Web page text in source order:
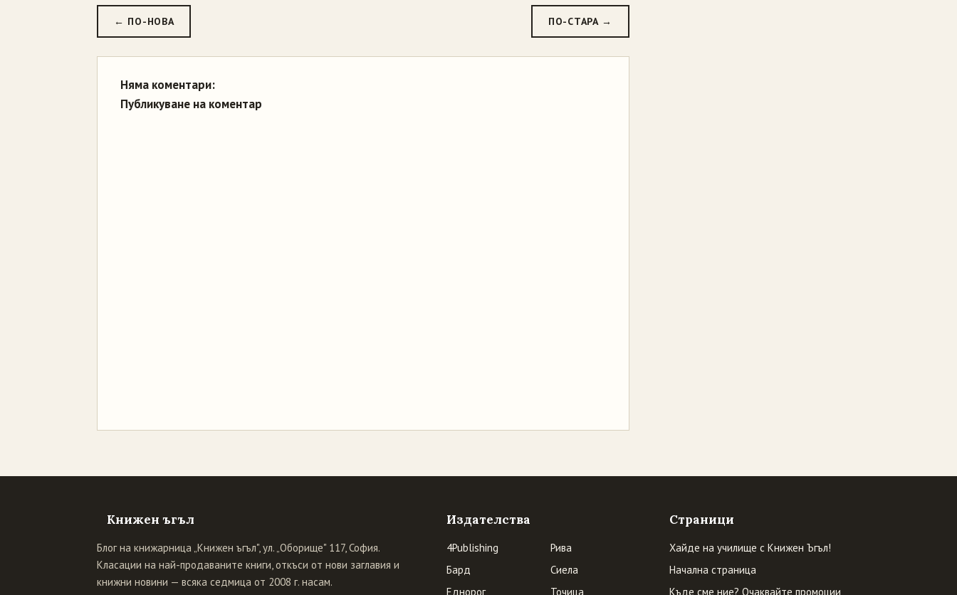
← ПО-НОВА ПО-СТАРА →
Няма коментари:
Публикуване на коментар
Книжен ъгъл
Блог на книжарница „Книжен ъгъл", ул. „Оборище" 117, София.
Класации на най-продаваните книги, откъси от нови заглавия и
книжни новини — всяка седмица от 2008 г. насам.
Издателства
4Publishing
Бард
Еднорог
Рива
Сиела
Точица
Страници
Хайде на училище с Книжен Ъгъл!
Начална страница
Къде сме ние? Очаквайте промоции